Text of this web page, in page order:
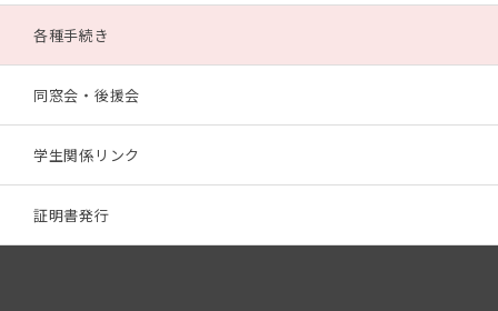
各種手続き
同窓会・後援会
学生関係リンク
証明書発行